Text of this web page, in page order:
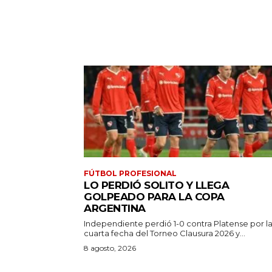
FÚTBOL PROFESIONAL
LO PERDIÓ SOLITO Y LLEGA
GOLPEADO PARA LA COPA
ARGENTINA
Independiente perdió 1-0 contra Platense por la
cuarta fecha del Torneo Clausura 2026 y...
8 agosto, 2026